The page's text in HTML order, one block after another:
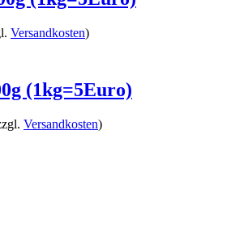
Versandkosten)
(1kg=5Euro)
Versandkosten)